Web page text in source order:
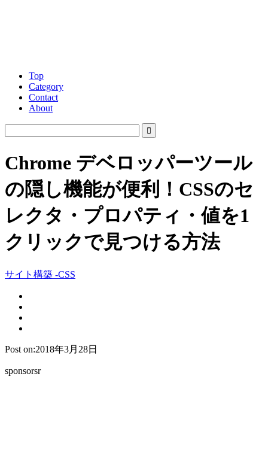
Top
Category
Contact
About
Chrome デベロッパーツール
の隠し機能が便利！CSSのセ
レクタ・プロパティ・値を1
クリックで見つける方法
サイト構築 -CSS
Post on:2018年3月28日
sponsorsr